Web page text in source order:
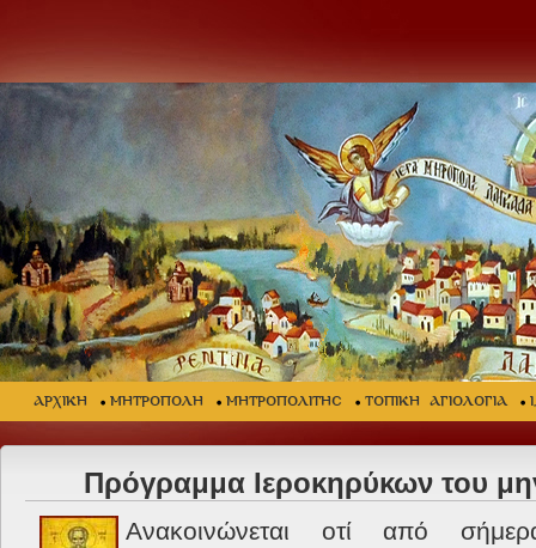
ΑΡΧΙΚΗ ΜΗΤΡΟΠΟΛΗ ΜΗΤΡΟΠΟΛΙΤΗΣ ΤΟΠΙΚΗ ΑΓΙΟΛΟΓΙΑ
Πρόγραμμα Ιεροκηρύκων του
Ανακοινώνεται οτί από